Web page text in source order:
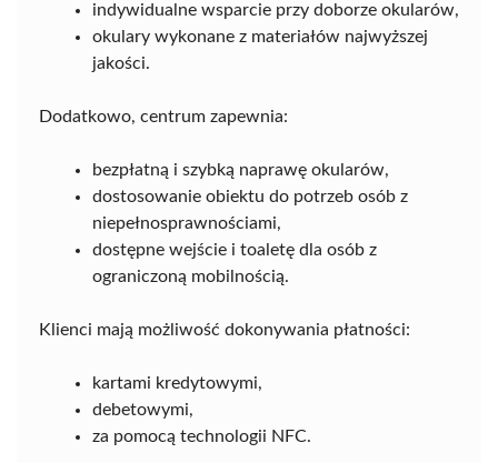
indywidualne wsparcie przy doborze okularów,
okulary wykonane z materiałów najwyższej
jakości.
Dodatkowo, centrum zapewnia:
bezpłatną i szybką naprawę okularów,
dostosowanie obiektu do potrzeb osób z
niepełnosprawnościami,
dostępne wejście i toaletę dla osób z
ograniczoną mobilnością.
Klienci mają możliwość dokonywania płatności:
kartami kredytowymi,
debetowymi,
za pomocą technologii NFC.